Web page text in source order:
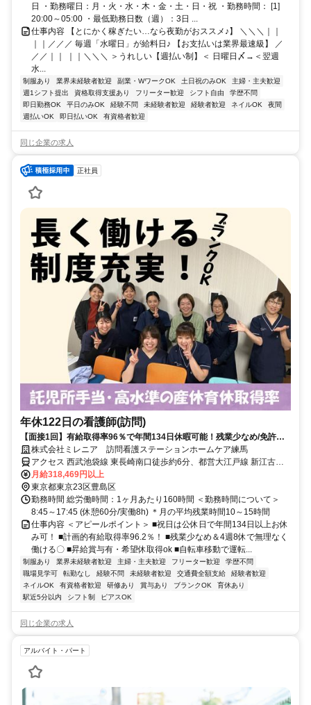
日 ・勤務曜日：月・火・水・木・金・土・日・祝 ・勤務時間： [1]
20:00～05:00 ・最低勤務日数（週）：3日 ...
仕事内容 【とにかく稼ぎたい…なら夜勤がおススメ♪】 ＼＼＼｜｜
｜｜／／／ 毎週「水曜日」が給料日♪ 【お支払いは業界最速級】 ／
／／｜｜ ｜｜＼＼＼ ＞うれしい【週払い制】＜ 日曜日〆→＜翌週
水...
制服あり 業界未経験者歓迎 副業・WワークOK 土日祝のみOK
主婦・主夫歓迎
週1シフト提出
資格取得支援あり フリーター歓迎 シフト自由
学歴不問
即日勤務OK
平日のみOK 経験不問 未経験者歓迎 経験者歓迎 ネイルOK
夜間
週払いOK
即日払いOK 有資格者歓迎
同じ企業の求人
正社員
年休122日の看護師(訪問)
【面接1回】有給取得率96％で年間134日休暇可能！残業少なめ/免許不
要、夜勤なし/賞与2回！
株式会社ミレニア 訪問看護ステーションホームケア練馬
アクセス 西武池袋線 東長崎南口徒歩約6分、都営大江戸線 新江古田
A1口徒歩約12分、西武池袋線 江古田南口徒歩約11分 西武池袋線「東
長崎」駅徒歩8分 【勤務地】
月給318,469円以上
東京都東京23区豊島区
勤務時間 総労働時間：1ヶ月あたり160時間 ＜勤務時間について＞
8:45～17:45 (休憩60分/実働8h) ＊月の平均残業時間10～15時間
仕事内容 ＜アピールポイント＞ ■祝日は公休日で年間134日以上お休
み可！ ■計画的有給取得率96.2％！ ■残業少なめ＆4週8休で無理なく
働ける〇 ■昇給賞与有・希望休取得ok ■自転車移動で運転...
制服あり 業界未経験者歓迎 主婦・主夫歓迎 フリーター歓迎
学歴不問
職場見学可
転勤なし 経験不問 未経験者歓迎 交通費全額支給
経験者歓迎
ネイルOK
有資格者歓迎 研修あり 賞与あり ブランクOK
育休あり
駅近5分以内
シフト制 ピアスOK
同じ企業の求人
アルバイト・パート